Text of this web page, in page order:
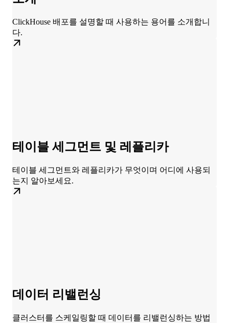
ClickHouse 배포를 설명할 때 사용하는 용어를 소개합니
다.
테이블 세그먼트 및 레플리카
테이블 세그먼트와 레플리카가 무엇이며 어디에 사용되
는지 알아보세요.
데이터 리밸런싱
클러스터를 스케일링할 때 데이터를 리밸런싱하는 방법